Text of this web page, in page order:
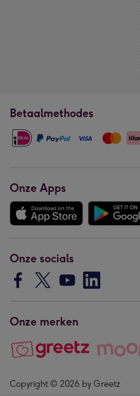
Betaalmethodes
Onze Apps
Onze socials
Onze merken
Copyright © 2026 by Greetz